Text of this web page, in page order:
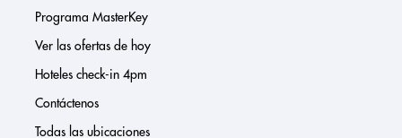
Programa MasterKey
Ver las ofertas de hoy
Hoteles check-in 4pm
Contáctenos
Todas las ubicaciones